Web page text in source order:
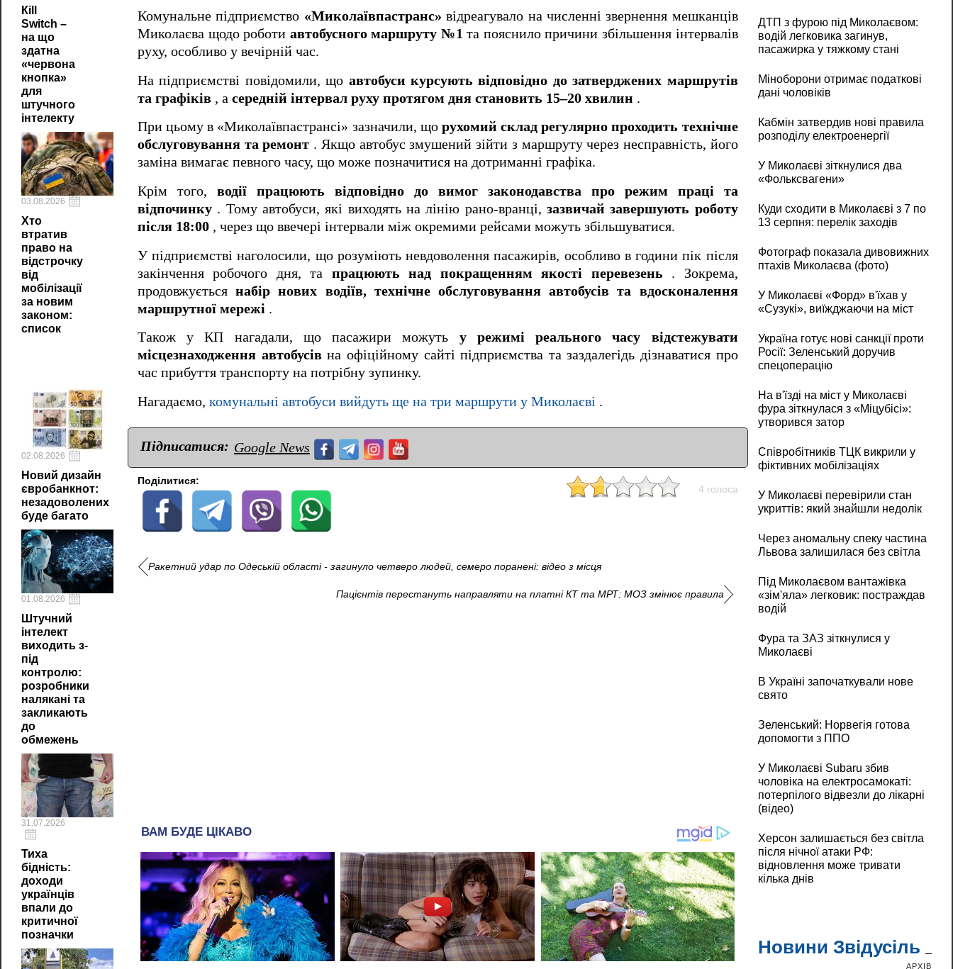
Кill
Switch –
на що
здатна
«червона
кнопка»
для
штучного
інтелекту
03.08.2026
Хто
втратив
право на
відстрочку
від
мобілізації
за новим
законом:
список
02.08.2026
Новий дизайн
євробанкнот:
незадоволених
буде багато
01.08.2026
Штучний
інтелект
виходить з-
під
контролю:
розробники
налякані та
закликають
до
обмежень
31.07.2026
Тиха
бідність:
доходи
українців
впали до
критичної
позначки
Комунальне підприємство «Миколаївпастранс» відреагувало на численні звернення мешканців
Миколаєва щодо роботи автобусного маршруту №1 та пояснило причини збільшення інтервалів
руху, особливо у вечірній час.
На підприємстві повідомили, що автобуси курсують відповідно до затверджених маршрутів
та графіків , а середній інтервал руху протягом дня становить 15–20 хвилин .
При цьому в «Миколаївпастрансі» зазначили, що рухомий склад регулярно проходить технічне
обслуговування та ремонт . Якщо автобус змушений зійти з маршруту через несправність, його
заміна вимагає певного часу, що може позначитися на дотриманні графіка.
Крім того, водії працюють відповідно до вимог законодавства про режим праці та
відпочинку . Тому автобуси, які виходять на лінію рано-вранці, зазвичай завершують роботу
після 18:00 , через що ввечері інтервали між окремими рейсами можуть збільшуватися.
У підприємстві наголосили, що розуміють невдоволення пасажирів, особливо в години пік після
закінчення робочого дня, та працюють над покращенням якості перевезень . Зокрема,
продовжуєтьсянабір нових водіїв, технічне обслуговування автобусів та вдосконалення
маршрутної мережі .
Також у КП нагадали, що пасажири можуть у режимі реального часу відстежувати
місцезнаходження автобусівна офіційному сайті підприємства та заздалегідь дізнаватися про
час прибуття транспорту на потрібну зупинку.
Нагадаємо, комунальні автобуси вийдуть ще на три маршрути у Миколаєві .
Підписатися: Google News
Поділитися:
4 голоса
Ракетний удар по Одеській області - загинуло четверо людей, семеро поранені: відео з місця
Пацієнтів перестануть направляти на платні КТ та МРТ: МОЗ змінює правила
ДТП з фурою під Миколаєвом:
водій легковика загинув,
пасажирка у тяжкому стані
Міноборони отримає податкові
дані чоловіків
Кабмін затвердив нові правила
розподілу електроенергії
У Миколаєві зіткнулися два
«Фольксвагени»
Куди сходити в Миколаєві з 7 по
13 серпня: перелік заходів
Фотограф показала дивовижних
птахів Миколаєва (фото)
У Миколаєві «Форд» в'їхав у
«Сузукі», виїжджаючи на міст
Україна готує нові санкції проти
Росії: Зеленський доручив
спецоперацію
На в'їзді на міст у Миколаєві
фура зіткнулася з «Міцубісі»:
утворився затор
Співробітників ТЦК викрили у
фіктивних мобілізаціях
У Миколаєві перевірили стан
укриттів: який знайшли недолік
Через аномальну спеку частина
Львова залишилася без світла
Під Миколаєвом вантажівка
«зім'яла» легковик: постраждав
водій
Фура та ЗАЗ зіткнулися у
Миколаєві
В Україні започаткували нове
свято
Зеленський: Норвегія готова
допомогти з ППО
У Миколаєві Subaru збив
чоловіка на електросамокаті:
потерпілого відвезли до лікарні
(відео)
Херсон залишається без світла
після нічної атаки РФ:
відновлення може тривати
кілька днів
Новини Звідусіль
АРХІВ